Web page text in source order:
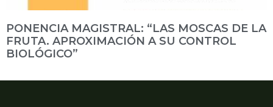
PONENCIA MAGISTRAL: “LAS MOSCAS DE LA
FRUTA. APROXIMACIÓN A SU CONTROL
BIOLÓGICO”